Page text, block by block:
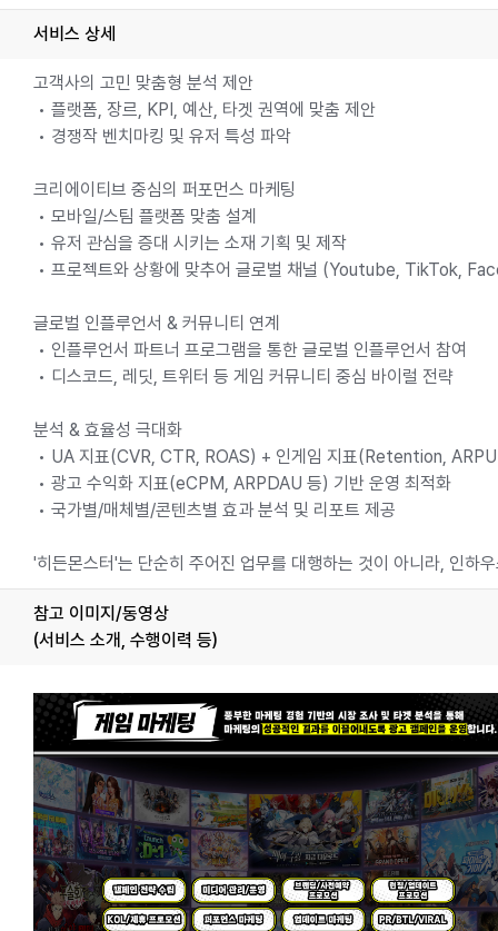
서비스 상세
고객사의 고민 맞춤형 분석 제안
• 플랫폼, 장르, KPI, 예산, 타겟 권역에 맞춤 제안
• 경쟁작 벤치마킹 및 유저 특성 파악
크리에이티브 중심의 퍼포먼스 마케팅
• 모바일/스팀 플랫폼 맞춤 설계
• 유저 관심을 증대 시키는 소재 기획 및 제작
• 프로젝트와 상황에 맞추어 글로벌 채널 (Youtube, TikTok,
글로벌 인플루언서 & 커뮤니티 연계
• 인플루언서 파트너 프로그램을 통한 글로벌 인플루언서 참여
• 디스코드, 레딧, 트위터 등 게임 커뮤니티 중심 바이럴 전략
분석 & 효율성 극대화
• UA 지표(CVR, CTR, ROAS) + 인게임 지표(Retention,
• 광고 수익화 지표(eCPM, ARPDAU 등) 기반 운영 최적화
• 국가별/매체별/콘텐츠별 효과 분석 및 리포트 제공
'히든몬스터'는 단순히 주어진 업무를 대행하는 것이 아니라, 인하
참고 이미지/동영상
(서비스 소개, 수행이력 등)